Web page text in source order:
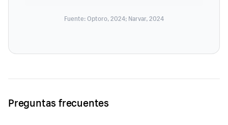
Fuente: Optoro, 2024; Narvar, 2024
Preguntas frecuentes